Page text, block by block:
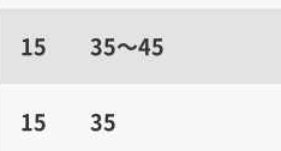
15 35～45
15 35